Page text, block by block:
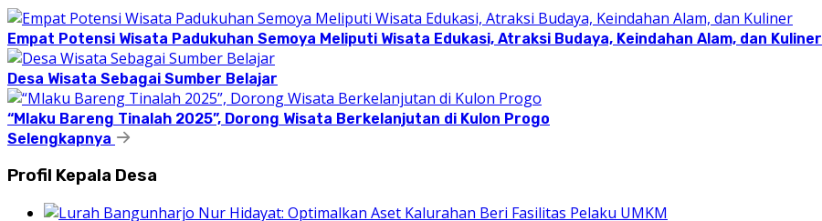
Empat Potensi Wisata Padukuhan Semoya Meliputi Wisata Edukasi, Atraksi Budaya, Keindahan Alam, dan Kuliner
Desa Wisata Sebagai Sumber Belajar
“Mlaku Bareng Tinalah 2025”, Dorong Wisata Berkelanjutan di Kulon Progo
Selengkapnya
Profil Kepala Desa